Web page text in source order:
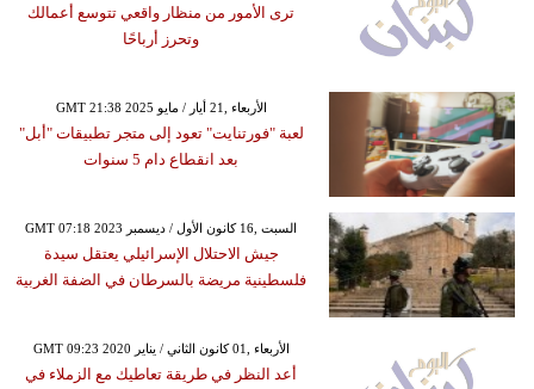
ترى الأمور من منظار واقعي تتوسع أعمالك
وتحرز أرباحًا
GMT 21:38 2025 الأربعاء ,21 أيار / مايو
لعبة "فورتنايت" تعود إلى متجر تطبيقات "أبل"
بعد انقطاع دام 5 سنوات
GMT 07:18 2023 السبت ,16 كانون الأول / ديسمبر
جيش الاحتلال الإسرائيلي يعتقل سيدة
فلسطينية مريضة بالسرطان في الضفة الغربية
GMT 09:23 2020 الأربعاء ,01 كانون الثاني / يناير
أعد النظر في طريقة تعاطيك مع الزملاء في